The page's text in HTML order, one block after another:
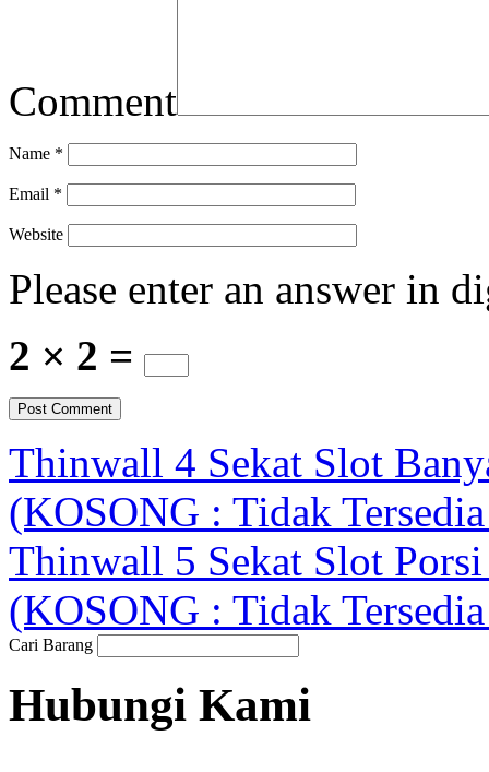
Comment
Name *
Email *
Website
Please enter an answer in
2 × 2 =
Thinwall 4 Sekat Slot
(KOSONG : Tidak
Thinwall 5 Sekat Slot
(KOSONG : Tidak
Cari Barang
Hubungi Kami